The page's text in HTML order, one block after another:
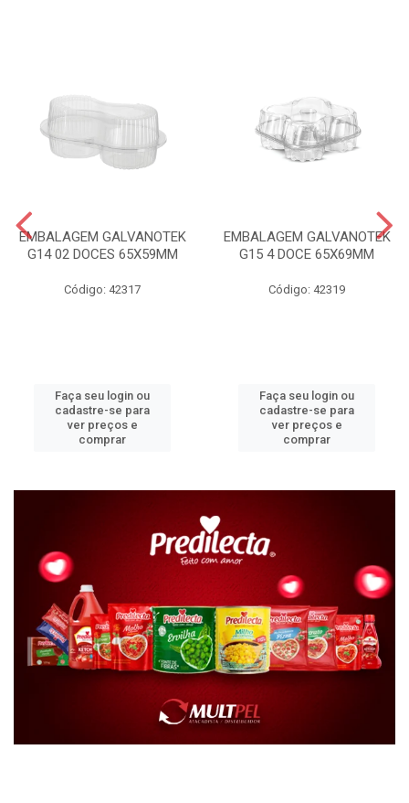
EMBALAGEM GALVANOTEK
G14 02 DOCES 65X59MM
Código: 42317
Faça seu login ou
cadastre-se para
ver preços e
comprar
EMBALAGEM GALVANOTEK
G15 4 DOCE 65X69MM
Código: 42319
Faça seu login ou
cadastre-se para
ver preços e
comprar